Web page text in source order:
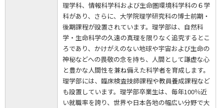
理学科、情報科学科および生命圏環境科学科の６学
科があり、さらに、大学院理学研究科の博士前期・
後期課程が設置されています。理学部は、自然科
学・生命科学の久遠の真理を限りなく追究するとこ
ろであり、かけがえのない地球や宇宙および生命の
神秘などへの畏敬の念を持ち、人間として謙虚な心
と豊かな人間性を兼ね備えた科学者を育成します。
理学部には、臨床検査技師課程や教員養成課程など
も設置しています。理学部卒業生は、毎年100％近
い就職率を誇り、世界や日本各地の幅広い分野で大